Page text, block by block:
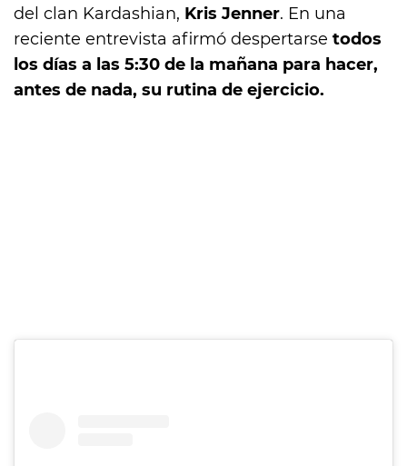
del clan Kardashian, Kris Jenner. En una
reciente entrevista afirmó despertarse todos
los días a las 5:30 de la mañana para hacer,
antes de nada, su rutina de ejercicio.